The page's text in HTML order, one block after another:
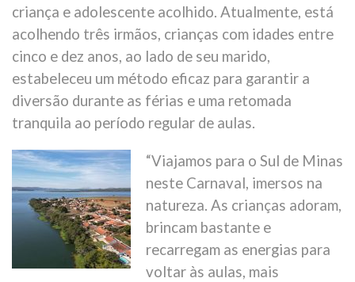
criança e adolescente acolhido. Atualmente, está
acolhendo três irmãos, crianças com idades entre
cinco e dez anos, ao lado de seu marido,
estabeleceu um método eficaz para garantir a
diversão durante as férias e uma retomada
tranquila ao período regular de aulas.
“Viajamos para o Sul de Minas
neste Carnaval, imersos na
natureza. As crianças adoram,
brincam bastante e
recarregam as energias para
voltar às aulas, mais